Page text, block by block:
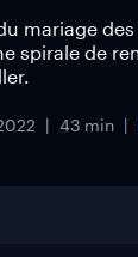
mariage
spirale de
43 min